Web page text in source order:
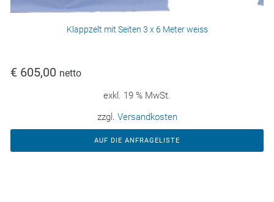
Klappzelt mit Seiten 3 x 6 Meter weiss
€ 605,00 netto
exkl. 19 % MwSt.
zzgl. Versandkosten
AUF DIE ANFRAGELISTE